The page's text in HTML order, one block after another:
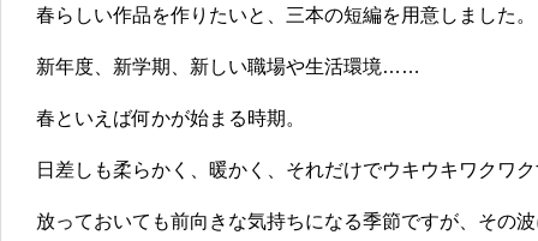
春らしい作品を作りたいと、三本の短編を用意しました。
新年度、新学期、新しい職場や生活環境……
春といえば何かが始まる時期。
日差しも柔らかく、暖かく、それだけでウキウキワクワ
放っておいても前向きな気持ちになる季節ですが、その